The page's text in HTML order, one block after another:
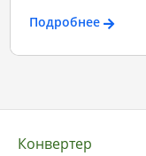
Подробнее
Конвертер